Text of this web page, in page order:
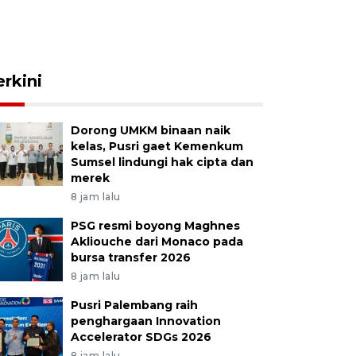
Dorong UMKM binaan naik
kelas, Pusri gaet Kemenkum
Sumsel lindungi hak cipta dan
merek
8 jam lalu
PSG resmi boyong Maghnes
Akliouche dari Monaco pada
bursa transfer 2026
8 jam lalu
Pusri Palembang raih
penghargaan Innovation
Accelerator SDGs 2026